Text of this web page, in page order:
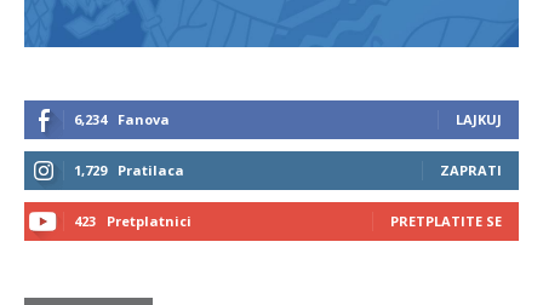
6,234 Fanova LAJKUJ
1,729 Pratilaca ZAPRATI
423 Pretplatnici PRETPLATITE SE